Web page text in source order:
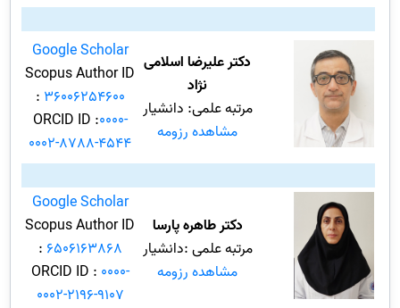
دکتر علیرضا اسلامی
نژاد
مرتبه علمی: دانشیار
مشاهده رزومه
Google Scholar
Scopus Author ID
: 36006254600
ORCID ID :0000-
0002-8788-4544
دکتر طاهره پارسا
مرتبه علمی :دانشیار
مشاهده رزومه
Google Scholar
Scopus Author ID
: 6506163868
ORCID ID : 0000-
0002-2196-9107